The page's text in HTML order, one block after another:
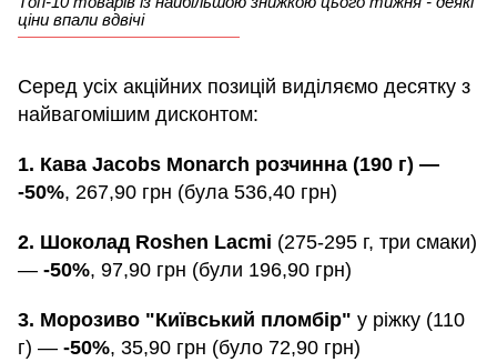
ціни впали вдвічі
Серед усіх акційних позицій виділяємо десятку з
найвагомішим дисконтом:
1. Кава Jacobs Monarch розчинна (190 г) —
-50%, 267,90 грн (була 536,40 грн)
2. Шоколад Roshen Lacmi (275-295 г, три смаки)
— -50%, 97,90 грн (були 196,90 грн)
3. Морозиво "Київський пломбір" у ріжку (110
г) — -50%, 35,90 грн (було 72,90 грн)